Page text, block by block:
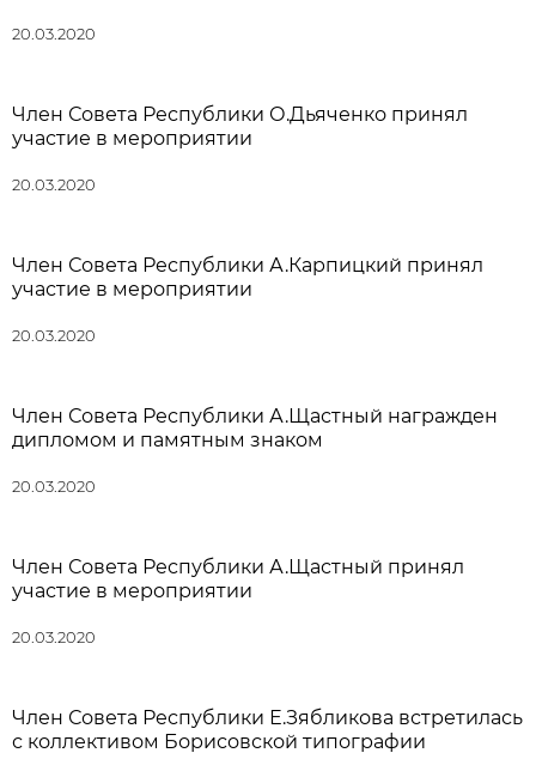
20.03.2020
Член Совета Республики О.Дьяченко принял
участие в мероприятии
20.03.2020
Член Совета Республики А.Карпицкий принял
участие в мероприятии
20.03.2020
Член Совета Республики А.Щастный награжден
дипломом и памятным знаком
20.03.2020
Член Совета Республики А.Щастный принял
участие в мероприятии
20.03.2020
Член Совета Республики Е.Зябликова встретилась
с коллективом Борисовской типографии